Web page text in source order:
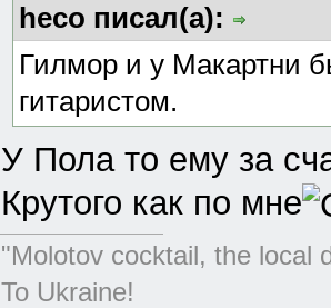
heco писал(а):
Гилмор и у Макартни
гитаристом.
У Пола то ему за
Крутого как по мне
"Molotov cocktail, the local
To Ukraine!